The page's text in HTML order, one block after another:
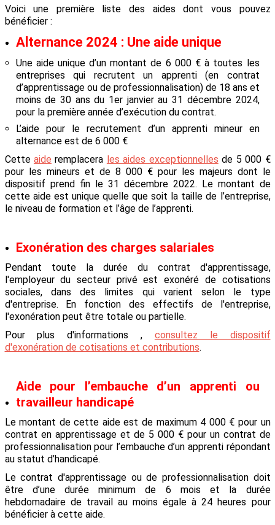
Voici une première liste des aides dont vous pouvez
bénéficier :
Alternance 2024 : Une aide unique
Une aide unique d’un montant de 6 000 € à toutes les
entreprises qui recrutent un apprenti (en contrat
d’apprentissage ou de professionnalisation) de 18 ans et
moins de 30 ans du 1er janvier au 31 décembre 2024,
pour la première année d’exécution du contrat.
L’aide pour le recrutement d’un apprenti mineur en
alternance est de 6 000 €
Cette aide remplacera les aides exceptionnelles de 5 000 €
pour les mineurs et de 8 000 € pour les majeurs dont le
dispositif prend fin le 31 décembre 2022. Le montant de
cette aide est unique quelle que soit la taille de l’entreprise,
le niveau de formation et l’âge de l’apprenti.
Exonération des charges salariales
Pendant toute la durée du contrat d'apprentissage,
l'employeur du secteur privé est exonéré de cotisations
sociales, dans des limites qui varient selon le type
d'entreprise. En fonction des effectifs de l'entreprise,
l'exonération peut être totale ou partielle.
Pour plus d'informations , consultez le dispositif
d'exonération de cotisations et contributions.
Aide pour l’embauche d’un apprenti ou
travailleur handicapé
Le montant de cette aide est de maximum 4 000 € pour un
contrat en apprentissage et de 5 000 € pour un contrat de
professionnalisationpour l’embauche d’un apprenti répondant
au statut d’handicapé.
Lecontrat d'apprentissage ou de professionnalisation doit
être d’une durée minimum de 6 mois et la durée
hebdomadaire de travail au moins égale à 24 heures pour
bénéficier à cette aide.